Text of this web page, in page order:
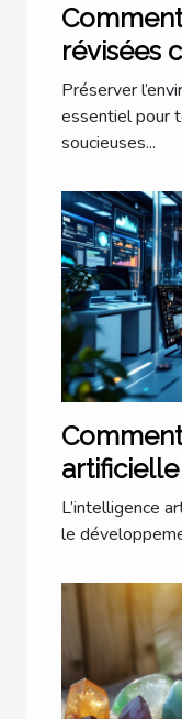
révisées
durabilité
Préserver
essentiel pour
soucieuses...
les
L’intelligence
le